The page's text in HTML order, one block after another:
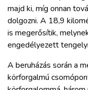
majd ki, míg onnan
dolgozni. A 18,9
is megerősítik,
engedélyezett
A beruházás során a
körforgalmú